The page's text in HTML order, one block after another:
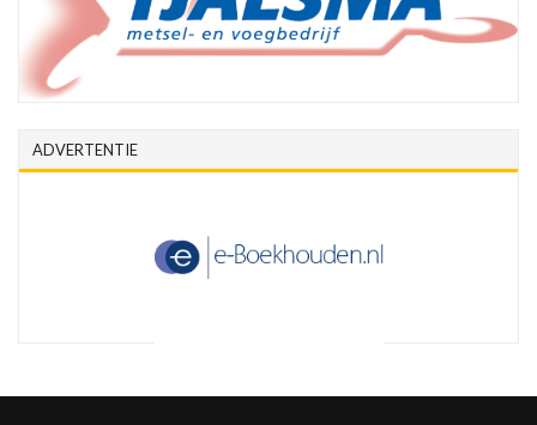
ADVERTENTIE